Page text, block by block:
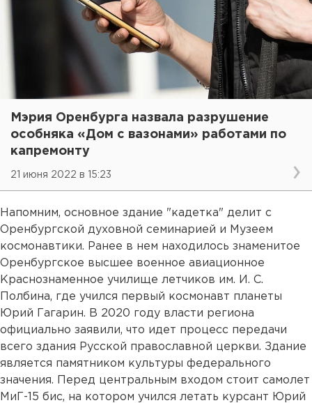
Мэрия Оренбурга назвала разрушение
особняка «Дом с вазонами» работами по
капремонту
21 июня 2022 в 15:23
Напомним, основное здание "кадетка" делит с
Оренбургской духовной семинарией и Музеем
космонавтики. Ранее в нем находилось знаменитое
Оренбургское высшее военное авиационное
Краснознаменное училище летчиков им. И. С.
Полбина, где учился первый космонавт планеты
Юрий Гагарин. В 2020 году власти региона
официально заявили, что идет процесс передачи
всего здания Русской православной церкви. Здание
является памятником культуры федерального
значения. Перед центральным входом стоит самолет
МиГ-15 бис, на котором учился летать курсант Юрий